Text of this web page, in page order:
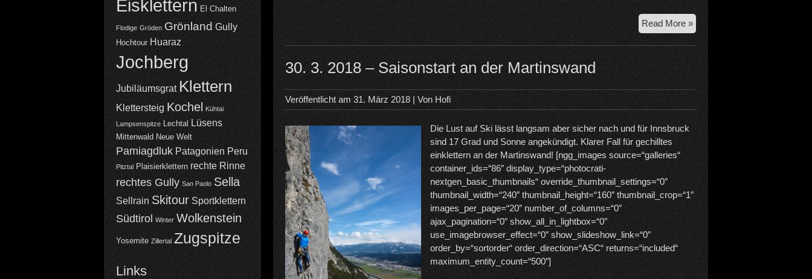
Eisklettern El Chalten
Flodige Gröden Grönland Gully
Hochtour Huaraz
Jochberg
Jubiläumsgrat Klettern
Klettersteig Kochel Kühtai
Lampsenspitze Lechtal Lüsens
Mittenwald Neue Welt
Pamiagdluk Patagonien Peru
Pitztal Plaisierklettern rechte Rinne
rechtes Gully San Paolo Sella
Sellrain Skitour Sportklettern
Südtirol Winter Wolkenstein
Yosemite Zillertal Zugspitze
Links
Read More »25.
05.
2020
Schwarze
Wand
30. 3. 2018 – Saisonstart an der Martinswand
Veröffentlicht am 31. März 2018 | Von Hofi
Die Lust auf Ski lässt langsam aber sicher nach und für Innsbruck
sind 17 Grad und Sonne angekündigt. Klarer Fall für gechilltes
einklettern an der Martinswand! [ngg_images source=“galleries“
container_ids=“86″ display_type=“photocrati-
nextgen_basic_thumbnails“ override_thumbnail_settings=“0″
thumbnail_width=“240″ thumbnail_height=“160″ thumbnail_crop=“1″
images_per_page=“20″ number_of_columns=“0″
ajax_pagination=“0″ show_all_in_lightbox=“0″
use_imagebrowser_effect=“0″ show_slideshow_link=“0″
order_by=“sortorder“ order_direction=“ASC“ returns=“included“
maximum_entity_count=“500″]